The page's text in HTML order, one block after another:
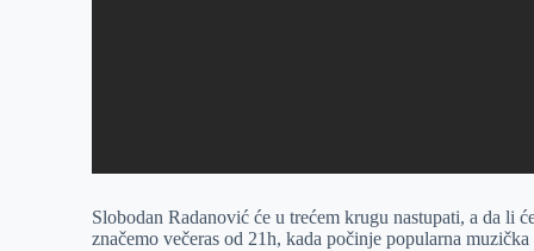
Slobodan Radanović će u trećem krugu nastupati, a da li
značemo večeras od 21h, kada počinje popularna muzička